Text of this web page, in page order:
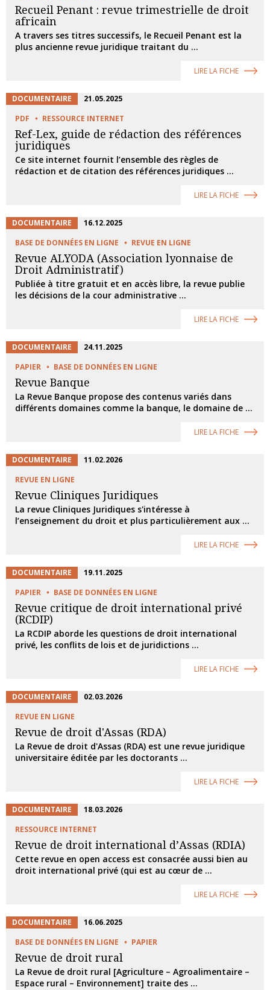
Recueil Penant : revue trimestrielle de droit
africain
A travers ses titres successifs, le Recueil Penant est la
plus ancienne revue juridique traitant du ...
LIRE LA FICHE
DOCUMENTAIRE
21.05.2025
PDF
RESSOURCE INTERNET
Ref-Lex, guide de rédaction des références
juridiques
Ce site internet fournit l’ensemble des règles de
rédaction et de citation des références juridiques ...
LIRE LA FICHE
DOCUMENTAIRE
16.12.2025
BASE DE DONNÉES EN LIGNE
REVUE EN LIGNE
Revue ALYODA (Association lyonnaise de
Droit Administratif)
Publiée à titre gratuit et en accès libre, la revue publie
les décisions de la cour administrative ...
LIRE LA FICHE
DOCUMENTAIRE
24.11.2025
PAPIER
BASE DE DONNÉES EN LIGNE
Revue Banque
La Revue Banque propose des contenus variés dans
différents domaines comme la banque, le domaine de ...
LIRE LA FICHE
DOCUMENTAIRE
11.02.2026
REVUE EN LIGNE
Revue Cliniques Juridiques
La revue Cliniques Juridiques s'intéresse à
l’enseignement du droit et plus particulièrement aux ...
LIRE LA FICHE
DOCUMENTAIRE
19.11.2025
PAPIER
BASE DE DONNÉES EN LIGNE
Revue critique de droit international privé
(RCDIP)
La RCDIP aborde les questions de droit international
privé, les conflits de lois et de juridictions ...
LIRE LA FICHE
DOCUMENTAIRE
02.03.2026
REVUE EN LIGNE
Revue de droit d'Assas (RDA)
La Revue de droit d'Assas (RDA) est une revue juridique
universitaire éditée par les doctorants ...
LIRE LA FICHE
DOCUMENTAIRE
18.03.2026
RESSOURCE INTERNET
Revue de droit international d’Assas (RDIA)
Cette revue en open access est consacrée aussi bien au
droit international privé (qui est au cœur de ...
LIRE LA FICHE
DOCUMENTAIRE
16.06.2025
BASE DE DONNÉES EN LIGNE
PAPIER
Revue de droit rural
La Revue de droit rural [Agriculture – Agroalimentaire –
Espace rural – Environnement] traite des ...